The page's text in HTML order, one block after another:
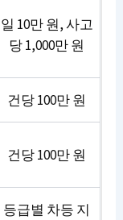
일 10만 원, 사고
당 1,000만 원
건당 100만 원
건당 100만 원
등급별 차등 지